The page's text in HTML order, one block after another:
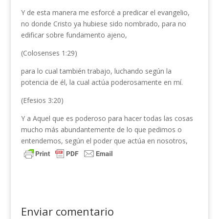
Y de esta manera me esforcé a predicar el evangelio,
no donde Cristo ya hubiese sido nombrado, para no
edificar sobre fundamento ajeno,
(Colosenses 1:29)
para lo cual también trabajo, luchando según la
potencia de él, la cual actúa poderosamente en mí.
(Efesios 3:20)
Y a Aquel que es poderoso para hacer todas las cosas
mucho más abundantemente de lo que pedimos o
entendemos, según el poder que actúa en nosotros,
Enviar comentario